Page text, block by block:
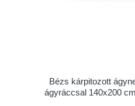
Bézs kárpitozott
ágyráccsal 140x200